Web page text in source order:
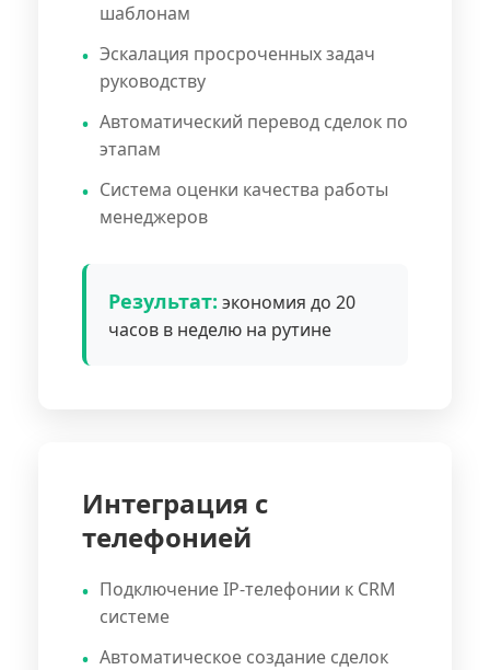
шаблонам
Эскалация просроченных задач
руководству
Автоматический перевод сделок по
этапам
Система оценки качества работы
менеджеров
Результат: экономия до 20
часов в неделю на рутине
Интеграция с
телефонией
Подключение IP-телефонии к CRM
системе
Автоматическое создание сделок